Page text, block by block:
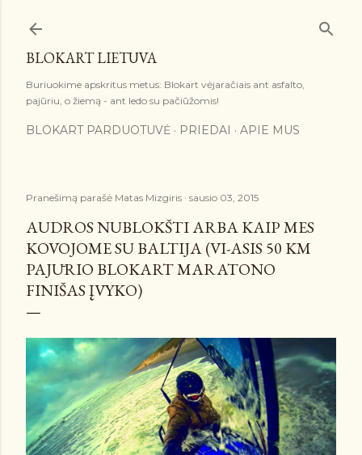
BLOKART LIETUVA
Buriuokime apskritus metus: Blokart vėjaračiais ant asfalto,
pajūriu, o žiemą - ant ledo su pačiūžomis!
BLOKART PARDUOTUVĖ PRIEDAI APIE MUS
Pranešimą parašė Matas Mizgiris sausio 03, 2015
AUDROS NUBLOKŠTI ARBA KAIP MES
KOVOJOME SU BALTIJA (VI-ASIS 50 KM
PAJŪRIO BLOKART MARATONO
FINIŠAS ĮVYKO)